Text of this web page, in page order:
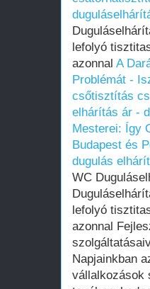
lefolyó
azonnal A
Problémát -
csőtisztítás
elhárítás ár -
Mesterei: Így
Budapest és
dugulás
WC
lefolyó
azonnal
Napjainkban
vállalkozások